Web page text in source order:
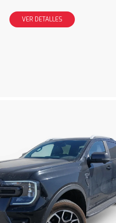
VER DETALLES